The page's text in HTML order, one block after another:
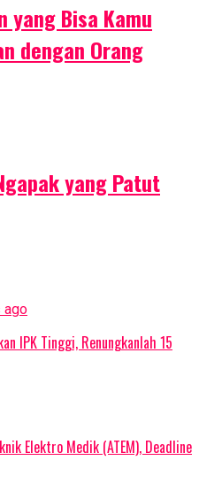
yang Bisa Kamu
dengan Orang
yang Patut
ago
IPK Tinggi, Renungkanlah 15
Elektro Medik (ATEM), Deadline